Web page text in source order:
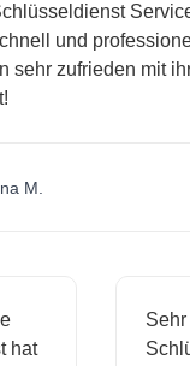
Service
und professionell.
zufrieden mit
M.
hat